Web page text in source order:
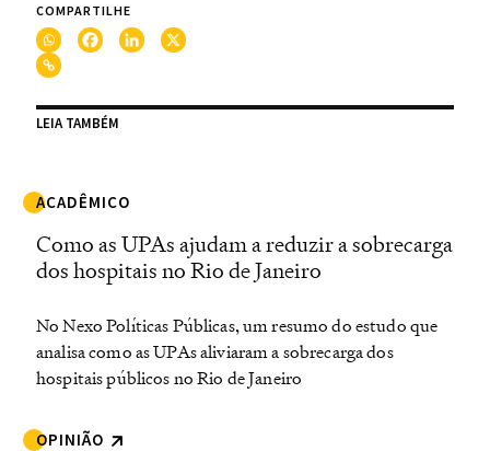
COMPARTILHE
LEIA TAMBÉM
ACADÊMICO
Como as UPAs ajudam a reduzir a sobrecarga
dos hospitais no Rio de Janeiro
No Nexo Políticas Públicas, um resumo do estudo que
analisa como as UPAs aliviaram a sobrecarga dos
hospitais públicos no Rio de Janeiro
OPINIÃO